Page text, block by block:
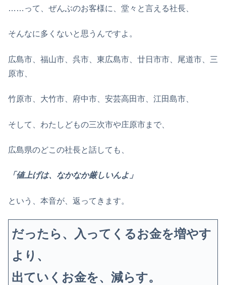
……って、ぜんぶのお客様に、堂々と言える社長、
そんなに多くないと思うんですよ。
広島市、福山市、呉市、東広島市、廿日市市、尾道市、三
原市、
竹原市、大竹市、府中市、安芸高田市、江田島市、
そして、わたしどもの三次市や庄原市まで、
広島県のどこの社長と話しても、
「値上げは、なかなか厳しいんよ」
という、本音が、返ってきます。
だったら、入ってくるお金を増やす
より、
出ていくお金を、減らす。